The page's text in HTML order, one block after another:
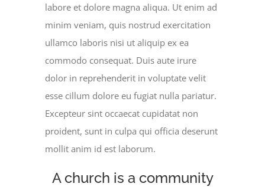
labore et dolore magna aliqua. Ut enim ad
minim veniam, quis nostrud exercitation
ullamco laboris nisi ut aliquip ex ea
commodo consequat. Duis aute irure
dolor in reprehenderit in voluptate velit
esse cillum dolore eu fugiat nulla pariatur.
Excepteur sint occaecat cupidatat non
proident, sunt in culpa qui officia deserunt
mollit anim id est laborum.
A church is a community